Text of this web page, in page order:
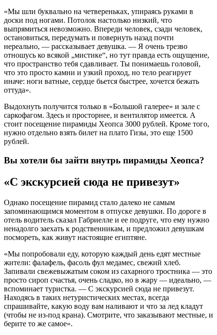
«Мы шли буквально на четвереньках, упираясь руками в
доски под ногами. Потолок настолько низкий, что
выпрямиться невозможно. Впереди человек, сзади человек,
остановиться, передумать и повернуть назад почти
нереально, — рассказывает девушка. — Я очень трезво
отношусь ко всякой „мистике“, но тут правда есть ощущение,
что пространство тебя сдавливает. Ты понимаешь головой,
что это просто камни и узкий проход, но тело реагирует
иначе: ноги ватные, сердце бьется быстрее, хочется бежать
оттуда».
Выдохнуть получится только в «Большой галерее» и зале с
саркофагом. Здесь и просторнее, и вентилятор имеется. А
стоит посещение пирамиды Хеопса 3000 рублей. Кроме того,
нужно отдельно взять билет на плато Гизы, это еще 1500
рублей.
Вы хотели бы зайти внутрь пирамиды Хеопса?
«С экскурсией сюда не привезут»
Однако посещение пирамид стало далеко не самым
запоминающимся моментом в отпуске девушки. По дороге в
отель водитель сказал Габриелле и ее подруге, что ему нужно
ненадолго заехать к родственникам, и предложил девушкам
посмореть, как живут настоящие египтяне.
«Мы попробовали еду, которую каждый день едят местные
жители: фалафель, фасоль фул медамес, свежий хлеб.
Запивали свежевыжатым соком из сахарного тростника — это
просто сироп счастья, очень сладко, но в жару — идеально, —
вспоминает туристка. — С экскурсией сюда не привезут.
Находясь в таких нетуристических местах, всегда
спрашивайте, какую воду вам наливают и что за лед кладут
(чтобы не из-под крана). Смотрите, что заказывают местные, и
берите то же самое».